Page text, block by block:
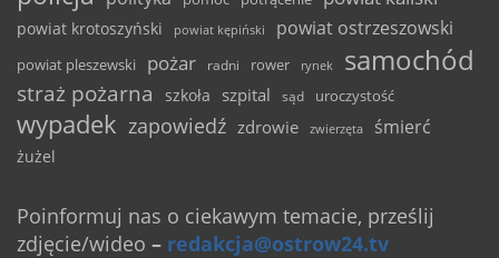
powiat krotoszyński powiat kępiński powiat ostrzeszowski
powiat pleszewski pożar radni rower rynek samochód
straż pożarna szkoła szpital sąd uroczystość
wypadek zapowiedź zdrowie zwierzęta śmierć
żużel
Poinformuj nas o ciekawym temacie, prześlij
zdjęcie/wideo – redakcja@ostrow24.tv